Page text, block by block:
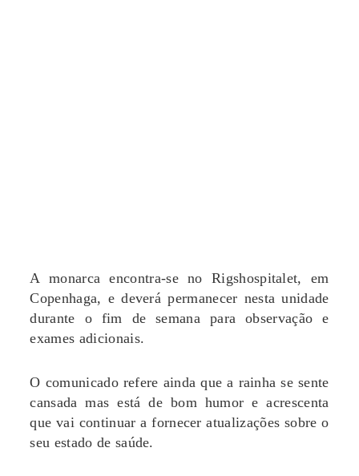
A monarca encontra-se no Rigshospitalet, em
Copenhaga, e deverá permanecer nesta unidade
durante o fim de semana para observação e
exames adicionais.
O comunicado refere ainda que a rainha se sente
cansada mas está de bom humor e acrescenta
que vai continuar a fornecer atualizações sobre o
seu estado de saúde.